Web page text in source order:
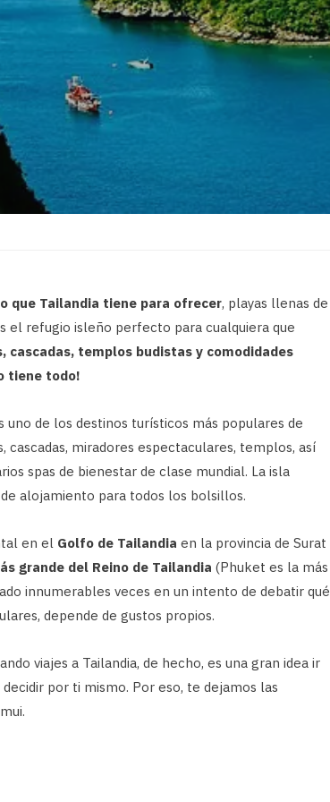
que Tailandia tiene para ofrecer, playas llenas de
el refugio isleño perfecto para cualquiera que
cascadas, templos budistas y comodidades
tiene todo!
uno de los destinos turísticos más populares de
cascadas, miradores espectaculares, templos, así
spas de bienestar de clase mundial. La isla
alojamiento para todos los bolsillos.
en el Golfo de Tailandia en la provincia de Surat
grande del Reino de Tailandia (Phuket es la más
innumerables veces en un intento de debatir qué
depende de gustos propios.
viajes a Tailandia, de hecho, es una gran idea ir
por ti mismo. Por eso, te dejamos las